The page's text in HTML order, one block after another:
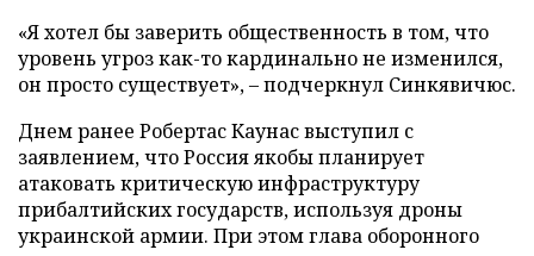
«Я хотел бы заверить общественность в том, что
уровень угроз как-то кардинально не изменился,
он просто существует», – подчеркнул Синкявичюс.
Днем ранее Робертас Каунас выступил с
заявлением, что Россия якобы планирует
атаковать критическую инфраструктуру
прибалтийских государств, используя дроны
украинской армии. При этом глава оборонного